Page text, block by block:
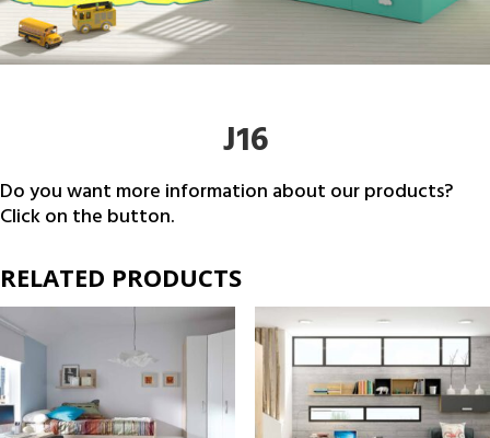
J16
Do you want more information about our products?
Click on the button.
RELATED PRODUCTS